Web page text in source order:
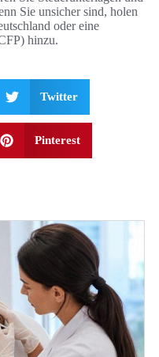
Sie unsicher sind, holen
oder eine
hinzu.
Twitter
Pinterest